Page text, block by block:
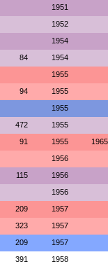
1951
1952
1954
84 1954
1955
94 1955
1955
472 1955
91 1955 1965
1956
115 1956
1956
209 1957
323 1957
209 1957
391 1958